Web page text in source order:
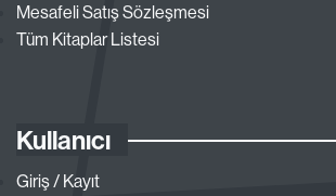
Mesafeli Satış Sözleşmesi
Tüm Kitaplar Listesi
Kullanıcı
Giriş / Kayıt